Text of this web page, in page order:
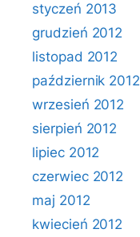
styczeń 2013
grudzień 2012
listopad 2012
październik 2012
wrzesień 2012
sierpień 2012
lipiec 2012
czerwiec 2012
maj 2012
kwiecień 2012